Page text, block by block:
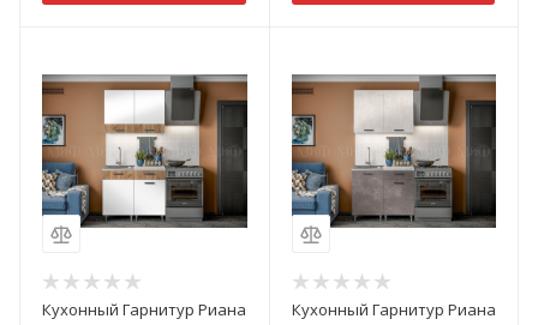
Кухонный Гарнитур Риана
Кухонный Гарнитур Риана